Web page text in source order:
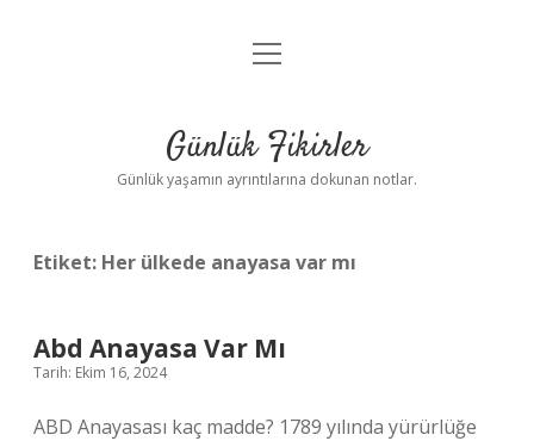
Anasayfa
Yasal Uyarı
menüyü
Günlük Fikirler
Günlük yaşamın ayrıntılarına dokunan notlar.
Etiket: Her ülkede anayasa var mı
Abd Anayasa Var Mı
Tarih: Ekim 16, 2024
ABD Anayasası kaç madde? 1789 yılında yürürlüğe